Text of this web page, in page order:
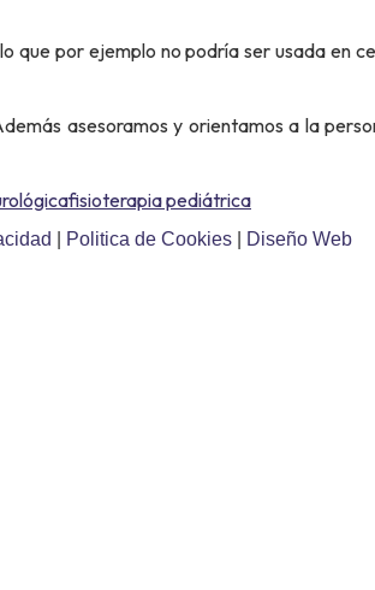
que por ejemplo no podría ser usada en
asesoramos y orientamos a la
fisioterapia pediátrica
Politica de Cookies Diseño Web